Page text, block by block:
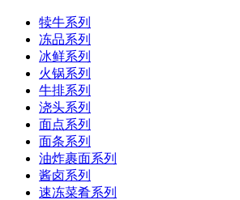
犊牛系列
冻品系列
冰鲜系列
火锅系列
牛排系列
浇头系列
面点系列
面条系列
油炸裹面系列
酱卤系列
速冻菜肴系列